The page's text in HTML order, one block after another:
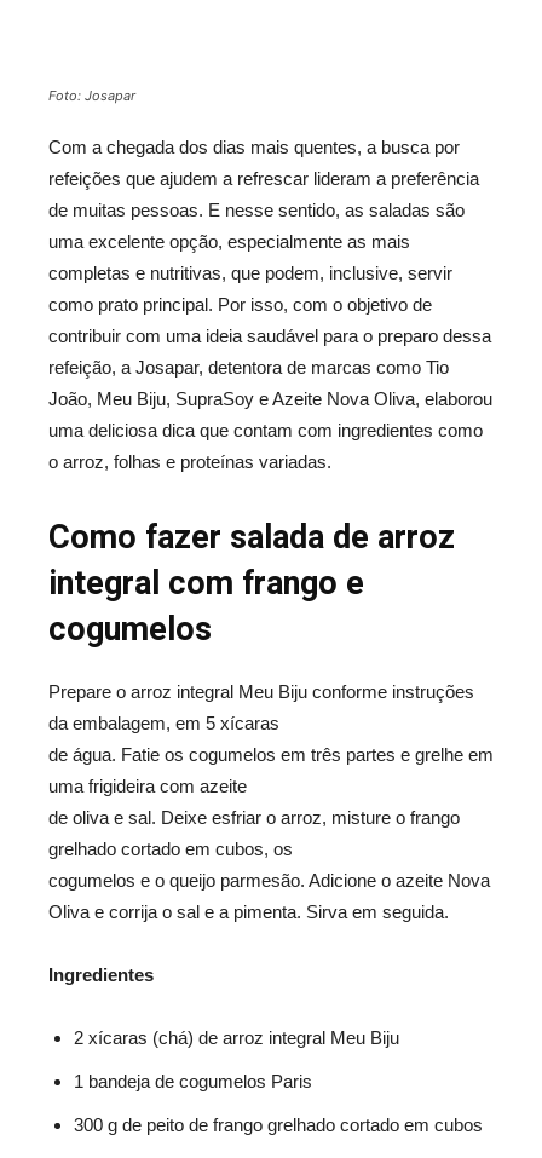
Foto: Josapar
Com a chegada dos dias mais quentes, a busca por
refeições que ajudem a refrescar lideram a preferência
de muitas pessoas. E nesse sentido, as saladas são
uma excelente opção, especialmente as mais
completas e nutritivas, que podem, inclusive, servir
como prato principal. Por isso, com o objetivo de
contribuir com uma ideia saudável para o preparo dessa
refeição, a Josapar, detentora de marcas como Tio
João, Meu Biju, SupraSoy e Azeite Nova Oliva, elaborou
uma deliciosa dica que contam com ingredientes como
o arroz, folhas e proteínas variadas.
Como fazer salada de arroz
integral com frango e
cogumelos
Prepare o arroz integral Meu Biju conforme instruções
da embalagem, em 5 xícaras
de água. Fatie os cogumelos em três partes e grelhe em
uma frigideira com azeite
de oliva e sal. Deixe esfriar o arroz, misture o frango
grelhado cortado em cubos, os
cogumelos e o queijo parmesão. Adicione o azeite Nova
Oliva e corrija o sal e a pimenta. Sirva em seguida.
Ingredientes
2 xícaras (chá) de arroz integral Meu Biju
1 bandeja de cogumelos Paris
300 g de peito de frango grelhado cortado em cubos